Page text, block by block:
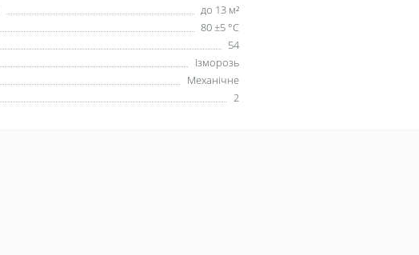
до 13 м²
80 ±5 °С
54
Ізморозь
Механічне
2